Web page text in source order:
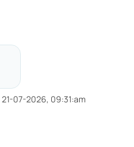
21-07-2026, 09:31:am